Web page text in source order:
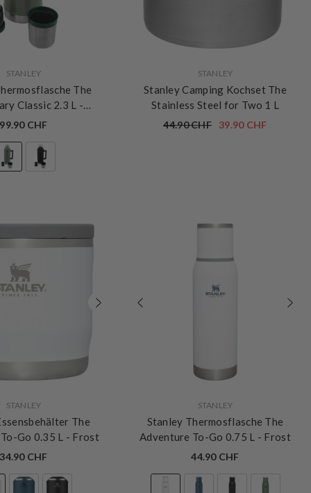
STANLEY
The
Classic 2.3 L -
Green
99.90 CHF
STANLEY
Stanley Camping Kochset The
Stainless Steel for Two 1 L
44.90 CHF 39.90 CHF
STANLEY
The
Go 0.35 L - Frost
34.90 CHF
STANLEY
Stanley Thermosflasche The
Adventure To-Go 0.75 L - Frost
44.90 CHF